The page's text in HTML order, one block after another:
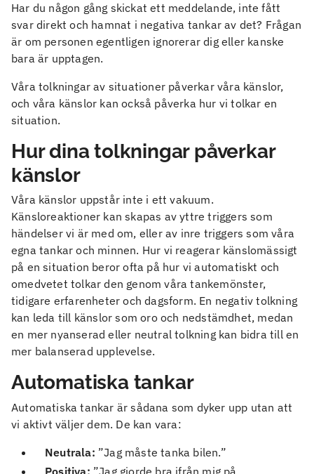
Har du någon gång skickat ett meddelande, inte fått
svar direkt och hamnat i negativa tankar av det? Frågan
är om personen egentligen ignorerar dig eller kanske
bara är upptagen.
Våra tolkningar av situationer påverkar våra känslor,
och våra känslor kan också påverka hur vi tolkar en
situation.
Hur dina tolkningar påverkar
känslor
Våra känslor uppstår inte i ett vakuum.
Känsloreaktioner kan skapas av yttre triggers som
händelser vi är med om, eller av inre triggers som våra
egna tankar och minnen. Hur vi reagerar känslomässigt
på en situation beror ofta på hur vi automatiskt och
omedvetet tolkar den genom våra tankemönster,
tidigare erfarenheter och dagsform. En negativ tolkning
kan leda till känslor som oro och nedstämdhet, medan
en mer nyanserad eller neutral tolkning kan bidra till en
mer balanserad upplevelse.
Automatiska tankar
Automatiska tankar är sådana som dyker upp utan att
vi aktivt väljer dem. De kan vara:
Neutrala: ”Jag måste tanka bilen.”
Positiva: ”Jag gjorde bra ifrån mig på